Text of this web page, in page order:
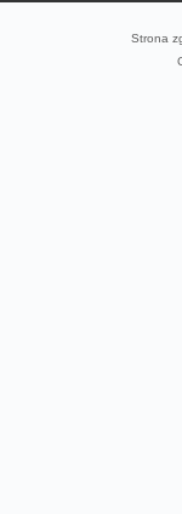
Strona